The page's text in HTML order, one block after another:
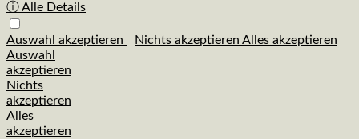
ⓘ Alle Details
Auswahl akzeptieren Nichts akzeptieren Alles akzeptieren
Auswahl
akzeptieren
Nichts
akzeptieren
Alles
akzeptieren